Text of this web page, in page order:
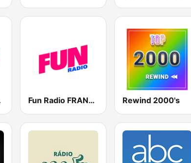
Fun Radio FRANCE Rewind 2000's